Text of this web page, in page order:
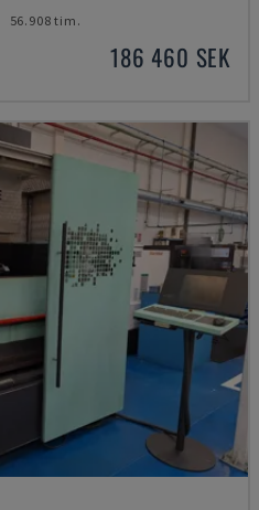
56.908 tim.
186 460 SEK